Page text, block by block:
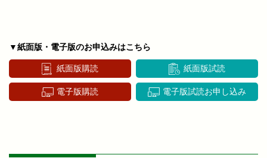
▼紙面版・電子版のお申込みはこちら
紙面版購読 紙面版試読
電子版購読 電子版試読お申し込み